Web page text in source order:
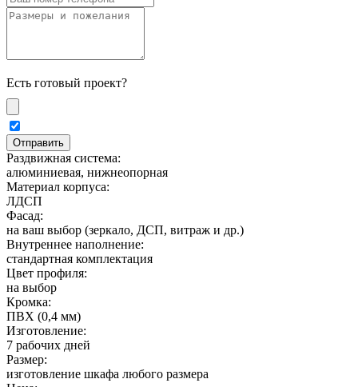
Есть готовый проект?
Раздвижная система:
алюминиевая, нижнеопорная
Материал корпуса:
ЛДСП
Фасад:
на ваш выбор (зеркало, ДСП, витраж и др.)
Внутреннее наполнение:
стандартная комплектация
Цвет профиля:
на выбор
Кромка:
ПВХ (0,4 мм)
Изготовление:
7 рабочих дней
Размер:
изготовление шкафа любого размера